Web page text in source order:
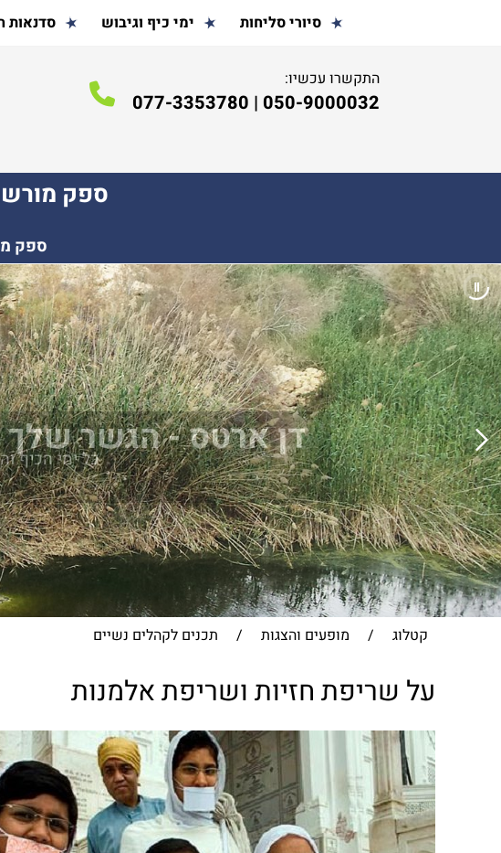
התקשרו עכשיו:
050-9000032
|
077-3353780
ספק
ספק
סיורי סליחות ימי כיף וגיבוש סדנאות
דן ארטס - הגשר שלך
כל ימי הכיף
קטלוג / מופעים והצגות / תכנים לקהלים נשיים
על שריפת חזיות ושריפת אלמנות